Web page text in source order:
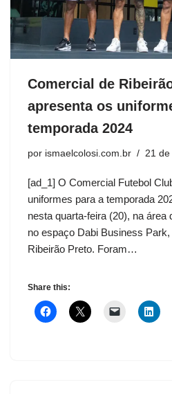
Comercial de
apresenta os
temporada 2024
por ismaelcolosi.com.br 21 de
[ad_1] O Comercial Futebol
uniformes para a temporada
nesta quarta-feira (20), na área
no espaço Dabi Business
Ribeirão Preto. Foram…
Share this: